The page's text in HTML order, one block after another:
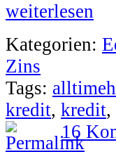
weiterlesen
Kategorien:
Zins
Tags:
kredit, kredit,
16